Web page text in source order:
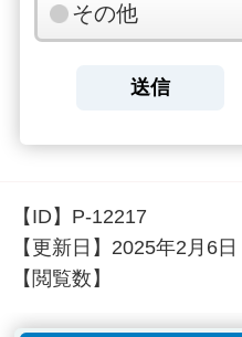
その他
【ID】 P-12217
【更新日】 2025年2月6日
【閲覧数】